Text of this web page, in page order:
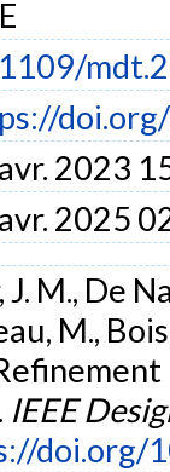
2023
2025
M., De
M.,
IEEE
doi.org/